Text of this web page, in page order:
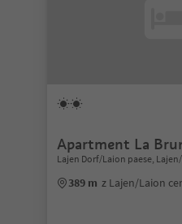
Apartment La
Lajen Dorf/Laion paese,
389 m z Lajen/Laion